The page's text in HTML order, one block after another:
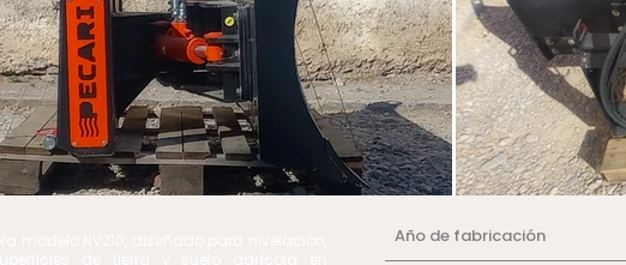
Año de fabricación